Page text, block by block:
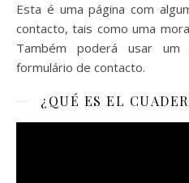
Esta é uma página com algumas informações básicas de
contacto, tais como uma
Também poderá usar um
formulário de contacto.
¿QUÉ ES EL